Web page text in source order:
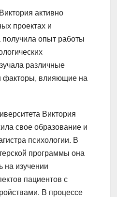
активно
проектах и
опыт работы
различные
факторы, влияющие на
Виктория
свое образование и
психологии. В
программы она
на изучении
пациентов с
В процессе